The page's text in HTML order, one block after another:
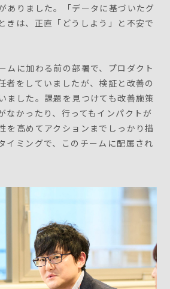
ありました。「データに基づいたグ
きは、正直「どうしよう」と不安で
ムに加わる前の部署で、プロダクト
者をしていましたが、検証と改善の
ました。課題を見つけても改善施策
なかったり、行ってもインパクトが
を高めてアクションまでしっかり描
イミングで、このチームに配属され